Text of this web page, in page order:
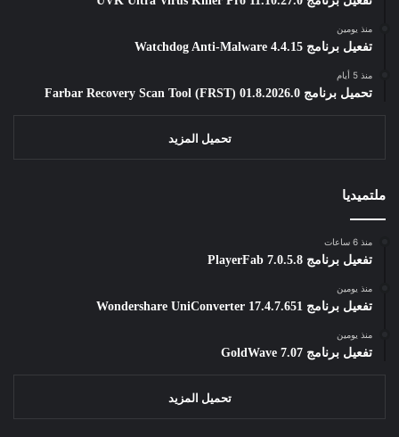
منذ يومين
تفعيل برنامج Watchdog Anti-Malware 4.4.15
منذ 5 أيام
تحميل برنامج Farbar Recovery Scan Tool (FRST) 01.8.2026.0
تحميل المزيد
ملتميديا
منذ 6 ساعات
تفعيل برنامج PlayerFab 7.0.5.8
منذ يومين
تفعيل برنامج Wondershare UniConverter 17.4.7.651
منذ يومين
تفعيل برنامج GoldWave 7.07
تحميل المزيد